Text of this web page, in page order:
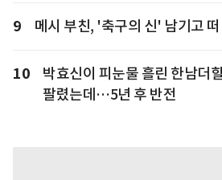
9 메시 부친, '축구의 신' 남기고
10
박효신이 피눈물 흘린 한남더
팔렸는데…5년 후 반전